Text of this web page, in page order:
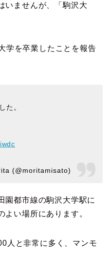
いませんが、「駒沢大
学を卒業したことを報告
た。
(@moritamisato)
園都市線の駒沢大学駅に
よい場所にあります。
人と非常に多く、マンモ